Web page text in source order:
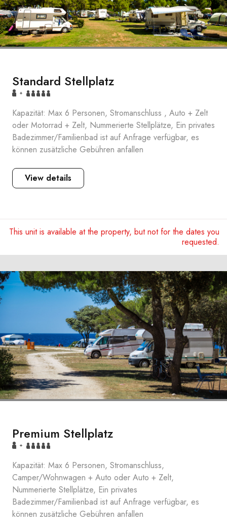
Standard Stellplatz
+
Kapazität: Max 6 Personen, Stromanschluss , Auto + Zelt
oder Motorrad + Zelt, Nummerierte Stellplätze, Ein privates
Badezimmer/Familienbad ist auf Anfrage verfügbar, es
können zusätzliche Gebühren anfallen
View details
This unit is available at the property, but not for the dates you
requested.
Premium Stellplatz
+
Kapazität: Max 6 Personen, Stromanschluss,
Camper/Wohnwagen + Auto oder Auto + Zelt,
Nummerierte Stellplätze, Ein privates
Badezimmer/Familienbad ist auf Anfrage verfügbar, es
können zusätzliche Gebühren anfallen